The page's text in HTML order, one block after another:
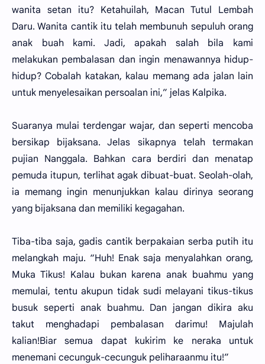
wanita setan itu? Ketahuilah, Macan Tutul Lembah
Daru. Wanita cantik itu telah membunuh sepuluh orang
anak buah kami. Jadi, apakah salah bila kami
melakukan pembalasan dan ingin menawannya hidup-
hidup? Cobalah katakan, kalau memang ada jalan lain
untuk menyelesaikan persoalan ini,” jelas Kalpika.
Suaranya mulai terdengar wajar, dan seperti mencoba
bersikap bijaksana. Jelas sikapnya telah termakan
pujian Nanggala. Bahkan cara berdiri dan menatap
pemuda itupun, terlihat agak dibuat-buat. Seolah-olah,
ia memang ingin menunjukkan kalau dirinya seorang
yang bijaksana dan memiliki kegagahan.
Tiba-tiba saja, gadis cantik berpakaian serba putih itu
melangkah maju. “Huh! Enak saja menyalahkan orang,
Muka Tikus! Kalau bukan karena anak buahmu yang
memulai, tentu akupun tidak sudi melayani tikus-tikus
busuk seperti anak buahmu. Dan jangan dikira aku
takut menghadapi pembalasan darimu! Majulah
kalian!Biar semua dapat kukirim ke neraka untuk
menemani cecunguk-cecunguk peliharaanmu itu!”